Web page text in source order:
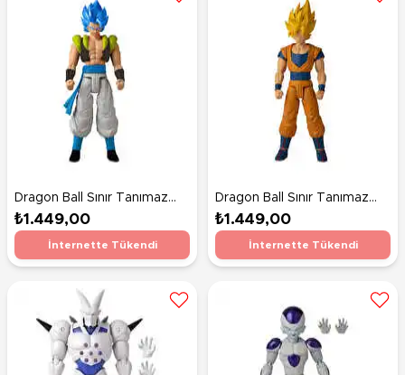
Dragon Ball Sınır Tanımaz
Serisi 30 Cm Figürleri Super
Saiyan Blue Gogeta
₺1.449,00
İnternette Tükendi
Dragon Ball Sınır Tanımaz
Serisi 30 Cm Figürleri Super
Saiyan Goku
₺1.449,00
İnternette Tükendi